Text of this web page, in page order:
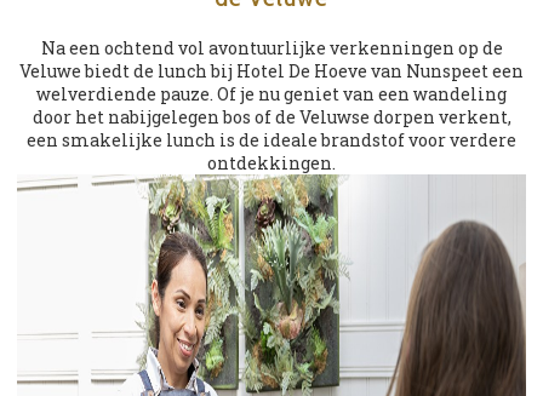
Na een ochtend vol avontuurlijke verkenningen op de
Veluwe biedt de lunch bij Hotel De Hoeve van Nunspeet een
welverdiende pauze. Of je nu geniet van een wandeling
door het nabijgelegen bos of de Veluwse dorpen verkent,
een smakelijke lunch is de ideale brandstof voor verdere
ontdekkingen.